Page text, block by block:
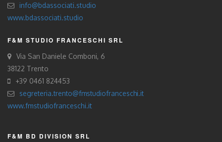
info@bdassociati.studio
www.bdassociati.studio
F&M STUDIO FRANCESCHI SRL
Via San Daniele Comboni, 6
38122 Trento
+39 0461 824453
segreteria.trento@fmstudiofranceschi.it
www.fmstudiofranceschi.it
F&M BD DIVISION SRL